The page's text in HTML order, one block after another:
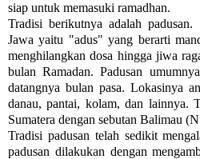
siap untuk memasuki ramadhan.
Tradisi berikutnya adalah padusan.
Jawa yaitu "adus" yang berarti
menghilangkan dosa hingga jiwa
bulan Ramadan. Padusan
datangnya bulan pasa. Lokasinya
danau, pantai, kolam, dan lainnya.
Sumatera dengan sebutan Balimau
Tradisi padusan telah sedikit
padusan dilakukan dengan